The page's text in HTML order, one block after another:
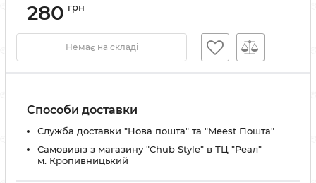
280 грн
Немає на складі
Способи доставки
Служба доставки "Нова пошта" та "Meest Пошта"
Самовивіз з магазину "Chub Style" в ТЦ "Реал"
м. Кропивницький